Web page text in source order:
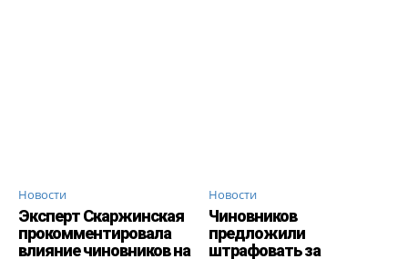
Новости
Эксперт Скаржинская
прокомментировала
влияние чиновников на
Новости
Чиновников
предложили
штрафовать за